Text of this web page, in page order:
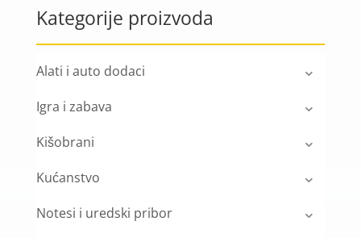
Kategorije proizvoda
Alati i auto dodaci
Igra i zabava
Kišobrani
Kućanstvo
Notesi i uredski pribor